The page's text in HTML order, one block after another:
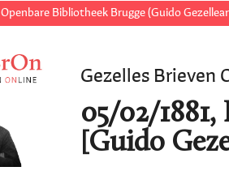
Openbare Bibliotheek Brugge (Guido
Gezelles Brieven
05/02/
[Guido